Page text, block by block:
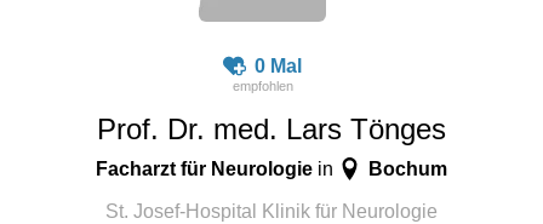
0 Mal
Prof. Dr. med. Lars Tönges
Facharzt für Neurologiein Bochum
St. Josef-Hospital Klinik für Neurologie